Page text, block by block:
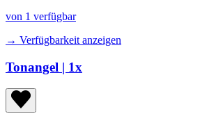
von 1 verfügbar
→ Verfügbarkeit anzeigen
Tonangel | 1x